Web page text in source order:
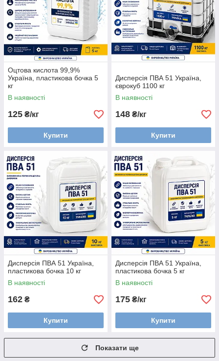
Оцтова кислота 99,9%
Україна, пластикова бочка 5
кг
В наявності
125 ₴/кг
Купити
Дисперсія ПВА 51 Україна,
єврокуб 1100 кг
В наявності
148 ₴/кг
Купити
Дисперсія ПВА 51 Україна,
пластикова бочка 10 кг
В наявності
162 ₴
Купити
Дисперсія ПВА 51 Україна,
пластикова бочка 5 кг
В наявності
175 ₴/кг
Купити
Показати ще